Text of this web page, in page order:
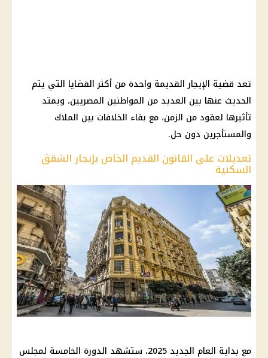
تعد قضية الإيجار القديمة واحدة من أكثر القضايا التي يتم
الحديث عنها بين العديد من المواطنين المصريين، ويمتد
تأثيرها لعقود من الزمن، مع بقاء الخلافات بين الملاك
والمستأجرين دون حل.
تعديلات على القانون القديم الخاص بإيجار الشقق
السكنية
مع بداية العام الجديد 2025، ستشهد الدورة الخامسة لمجلس